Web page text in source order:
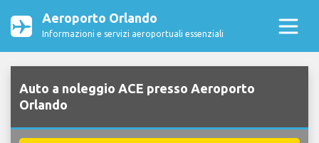
Aeroporto Orlando
Informazioni e servizi aeroportuali essenziali
Auto a noleggio ACE presso Aeroporto
Orlando